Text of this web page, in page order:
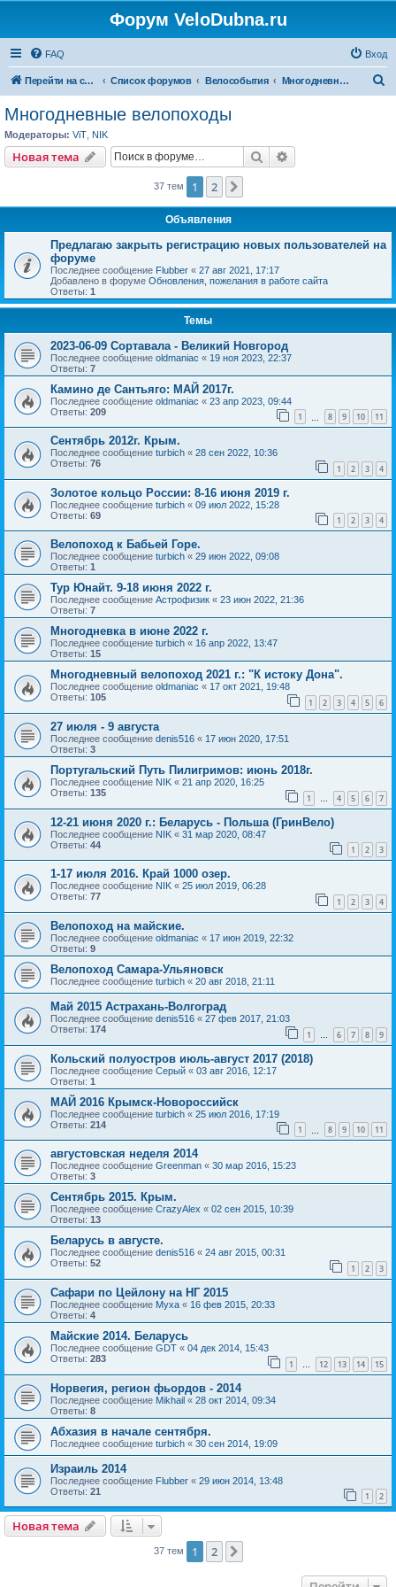
Форум VeloDubna.ru
FAQ Вход
Перейти на сайт Список форумов Велособытия Многодневные велопоходы
Многодневные велопоходы
Модераторы: ViT NIK
Новая тема Поиск
37 тем 1 2
Объявления
Предлагаю закрыть регистрацию новых пользователей на
форуме
Последнее сообщение Flubber « 27 авг 2021, 17:17
Добавлено в форуме Обновления, пожелания в работе сайта
Ответы: 1
Темы
2023-06-09 Сортавала - Великий Новгород
Последнее сообщение oldmaniac « 19 ноя 2023, 22:37
Ответы: 7
Камино де Сантьяго: МАЙ 2017г.
Последнее сообщение oldmaniac « 23 апр 2023, 09:44
Ответы: 209 1 8 9 10 11
Сентябрь 2012г. Крым.
Последнее сообщение turbich « 28 сен 2022, 10:36
Ответы: 76 1 2 3 4
Золотое кольцо России: 8-16 июня 2019 г.
Последнее сообщение turbich « 09 июл 2022, 15:28
Ответы: 69 1 2 3 4
Велопоход к Бабьей Горе.
Последнее сообщение turbich « 29 июн 2022, 09:08
Ответы: 1
Тур Юнайт. 9-18 июня 2022 г.
Последнее сообщение Астрофизик « 23 июн 2022, 21:36
Ответы: 7
Многодневка в июне 2022 г.
Последнее сообщение turbich « 16 апр 2022, 13:47
Ответы: 15
Многодневный велопоход 2021 г.: "К истоку Дона".
Последнее сообщение oldmaniac « 17 окт 2021, 19:48
Ответы: 105 1 2 3 4 5 6
27 июля - 9 августа
Последнее сообщение denis516 « 17 июн 2020, 17:51
Ответы: 3
Португальский Путь Пилигримов: июнь 2018г.
Последнее сообщение NIK « 21 апр 2020, 16:25
Ответы: 135 1 … 4 5 6 7
12-21 июня 2020 г.: Беларусь - Польша (ГринВело)
Последнее сообщение NIK « 31 мар 2020, 08:47
Ответы: 44 1 2 3
1-17 июля 2016. Край 1000 озер.
Последнее сообщение NIK « 25 июл 2019, 06:28
Ответы: 77 1 2 3 4
Велопоход на майские.
Последнее сообщение oldmaniac « 17 июн 2019, 22:32
Ответы: 9
Велопоход Самара-Ульяновск
Последнее сообщение turbich « 20 авг 2018, 21:11
Май 2015 Астрахань-Волгоград
Последнее сообщение denis516 « 27 фев 2017, 21:03
Ответы: 174 1 … 6 7 8 9
Кольский полуостров июль-август 2017 (2018)
Последнее сообщение Серый « 03 авг 2016, 12:17
Ответы: 1
МАЙ 2016 Крымск-Новороссийск
Последнее сообщение turbich « 25 июл 2016, 17:19
Ответы: 214 1 8 9 10 11
августовская неделя 2014
Последнее сообщение Greenman « 30 мар 2016, 15:23
Ответы: 3
Сентябрь 2015. Крым.
Последнее сообщение CrazyAlex « 02 сен 2015, 10:39
Ответы: 13
Беларусь в августе.
Последнее сообщение denis516 « 24 авг 2015, 00:31
Ответы: 52 1 2 3
Сафари по Цейлону на НГ 2015
Последнее сообщение Myxa « 16 фев 2015, 20:33
Ответы: 4
Майские 2014. Беларусь
Последнее сообщение GDT « 04 дек 2014, 15:43
Ответы: 283 1 … 12 13 14 15
Норвегия, регион фьордов - 2014
Последнее сообщение Mikhail « 28 окт 2014, 09:34
Ответы: 8
Абхазия в начале сентября.
Последнее сообщение turbich « 30 сен 2014, 19:09
Израиль 2014
Последнее сообщение Flubber « 29 июн 2014, 13:48
Ответы: 21 1 2
Новая тема
37 тем 1 2